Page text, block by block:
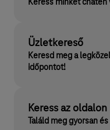
Keress minket
Üzletkereső
Keresd meg a
időpontot!
Keress az oldalon
Találd meg gyorsan